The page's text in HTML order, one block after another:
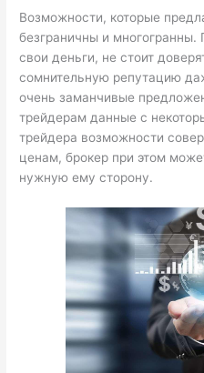
Возможности, которые
безграничны и многогранны.
свои деньги, не стоит
сомнительную репутацию
очень заманчивые
трейдерам данные с
трейдера возможности
ценам, брокер при этом
нужную ему сторону.